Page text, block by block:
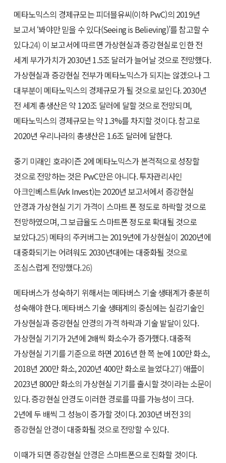
메타노믹스의 경제규모는 피더블유씨(이하 PwC)의 2019년
보고서 ‘봐야만 믿을 수 있다(Seeing is Believing)’를 참고할 수
있다.24) 이 보고서에 따르면 가상현실과 증강현실로 인한 전
세계 부가가치가 2030년 1.5조 달러가 늘어날 것으로 전망했다.
가상현실과 증강현실 전부가 메타노믹스가 되지는 않겠으나 그
대부분이 메타노믹스의 경제규모가 될 것으로 보인다. 2030년
전 세계 총생산은 약 120조 달러에 달할 것으로 전망되며,
메타노믹스의 경제규모는 약 1.3%를 차지할 것이다. 참고로
2020년 우리나라의 총생산은 1.6조 달러에 달한다.
중기 미래인 호라이즌 2에 메타노믹스가 본격적으로 성장할
것으로 전망하는 것은 PwC만은 아니다. 투자관리사인
아크인베스트(Ark Invest)는 2020년 보고서에서 증강현실
안경과 가상현실 기기 가격이 스마트 폰 정도로 하락할 것으로
전망하였으며, 그 보급율도 스마트폰 정도로 확대될 것으로
보았다.25)메타의 주커버그는 2019년에 가상현실이 2020년에
대중화되기는 어려워도 2030년대에는 대중화될 것으로
조심스럽게 전망했다.26)
메타버스가 성숙하기 위해서는 메타버스 기술 생태계가 충분히
성숙해야 한다. 메타버스 기술 생태계의 중심에는 실감기술인
가상현실과 증강현실 안경의 가격 하락과 기술 발달이 있다.
가상현실 기기가 2년에 2배씩 화소수가 증가했다. 대중적
가상현실 기기를 기준으로 하면 2016년 한 쪽 눈에 100만 화소,
2018년 200만 화소, 2020년 400만 화소로 늘었다.27)애플이
2023년 800만 화소의 가상현실 기기를 출시할 것이라는 소문이
있다. 증강현실 안경도 이러한 경로를 따를 가능성이 크다.
2년에 두 배씩 그 성능이 증가할 것이다. 2030년 버전 3의
증강현실 안경이 대중화될 것으로 전망할 수 있다.
이때가 되면 증강현실 안경은 스마트폰으로 진화할 것이다.